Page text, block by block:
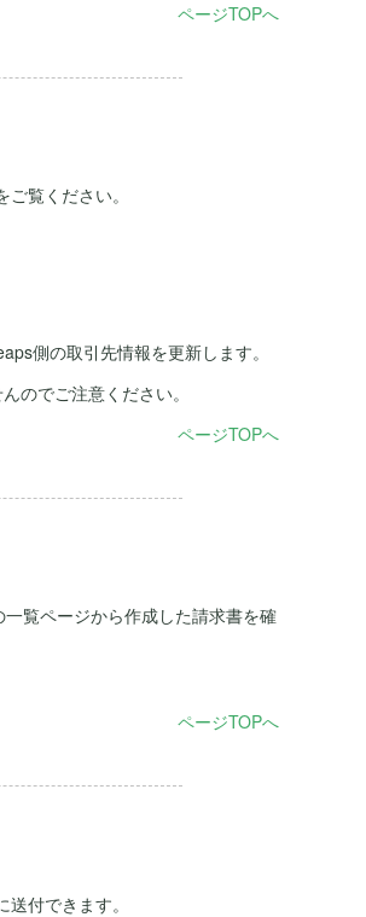
ページTOPへ
覧ください。
側の取引先情報を更新します。
のでご注意ください。
ページTOPへ
覧ページから作成した請求書を確
ページTOPへ
付できます。